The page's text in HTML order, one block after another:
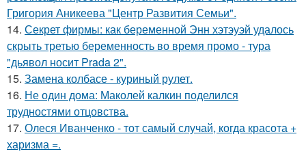
Григория Аникеева "Центр Развития Семьи".
14. Секрет фирмы: как беременной Энн хэтэуэй удалось
скрыть третью беременность во время промо - тура
"дьявол носит Prada 2".
15. Замена колбасе - куриный рулет.
16. Не один дома: Маколей калкин поделился
трудностями отцовства.
17. Олеся Иванченко - тот самый случай, когда красота +
харизма =.